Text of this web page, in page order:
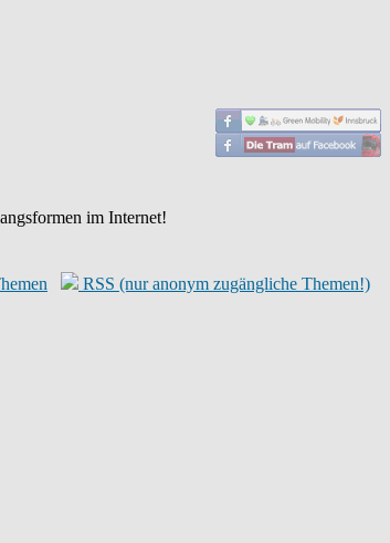
im Internet!
RSS (nur anonym zugängliche Themen!)